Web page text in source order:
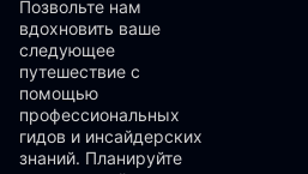
Позвольте нам
вдохновить ваше
следующее
путешествие с
помощью
профессиональных
гидов и инсайдерских
знаний. Планируйте